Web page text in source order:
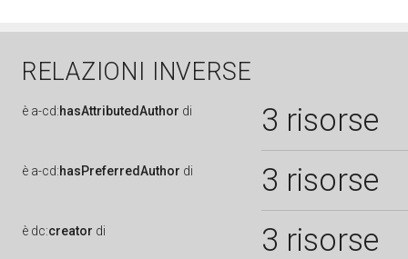
RELAZIONI INVERSE
è a-cd:hasAttributedAuthor di 3 risorse
è a-cd:hasPreferredAuthor di 3 risorse
è dc:creator di 3 risorse